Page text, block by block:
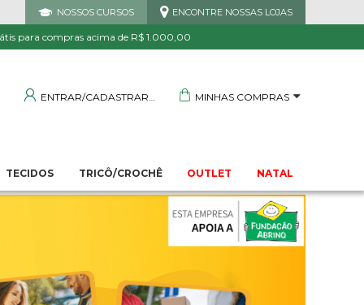
NOSSOS CURSOS ENCONTRE NOSSAS LOJAS
para compras acima de R$ 1.000,00
ENTRAR/CADASTRAR MINHAS COMPRAS
TECIDOS TRICÔ/CROCHÊ OUTLET NATAL